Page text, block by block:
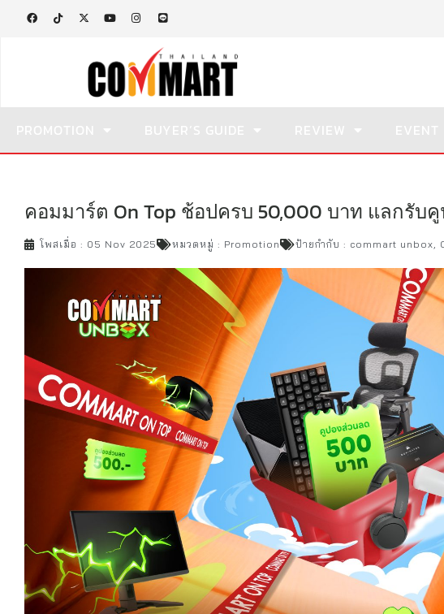
คอมมาร์ต On Top ช้อปครบ 50,000 บาท แลกรับ
โพสเมื่อ : 05 Nov 2025 หมวดหมู่ : Promotion ป้ายกำกับ : commart unbox,